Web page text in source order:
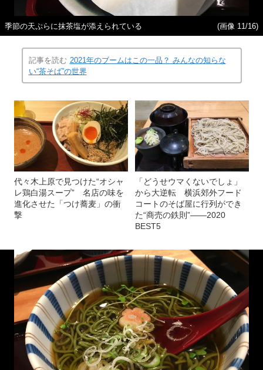
季節の天ぷらに抹茶塩が添えられている (画像 11/16)
記事を読む 2021年のブームはこの一品？ みんなの知らな
い“茶そば”の世界
代々木上原で見つけた“オシャ
レ鶏白湯スープ” 名店の味を
進化させた「つけ蕎麦」の衝
撃
「どうせウマくないでしょ」
から大逆転 横浜郊外フード
コートのそば屋に行列ができ
た“商売の鉄則”――2020
BEST5